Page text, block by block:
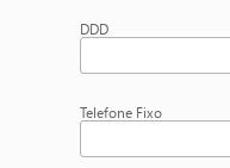
DDD
Telefone Fixo